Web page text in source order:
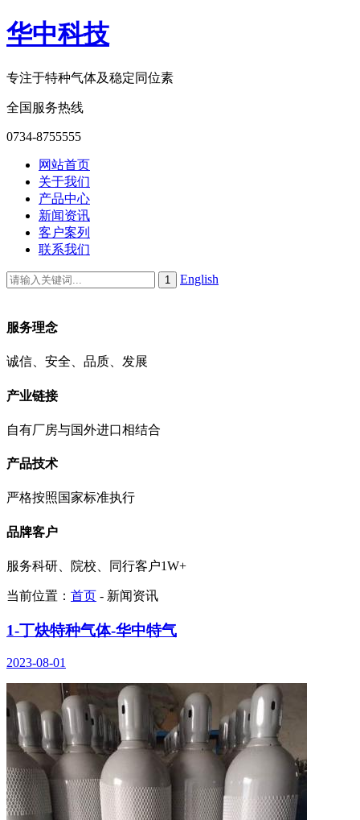
华中科技
专注于特种气体及稳定同位素
全国服务热线
0734-8755555
网站首页
关于我们
产品中心
新闻资讯
客户案列
联系我们
English
服务理念
诚信、安全、品质、发展
产业链接
自有厂房与国外进口相结合
产品技术
严格按照国家标准执行
品牌客户
服务科研、院校、同行客户1W+
当前位置： 首页 - 新闻资讯
1-丁炔特种气体-华中特气
2023-08-01